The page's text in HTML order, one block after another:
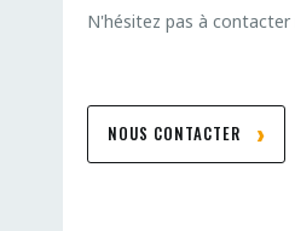
N'hésitez pas à contacter
NOUS CONTACTER